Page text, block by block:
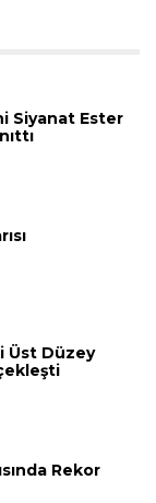
Siyanat Ester
Üst Düzey
Rekor